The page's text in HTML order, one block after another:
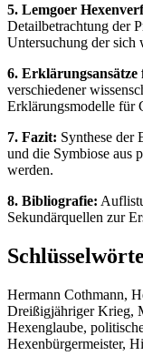
5. Lemgoer
Detailbetrachtung der
Untersuchung der sich
6.
verschiedener
Erklärungsmodelle für
7. Fazit: Synthese der
und die Symbiose aus
werden.
8. Bibliografie:
Sekundärquellen zur
Hermann Cothmann,
Dreißigjähriger Krieg,
Hexenglaube,
Hexenbürgermeister,